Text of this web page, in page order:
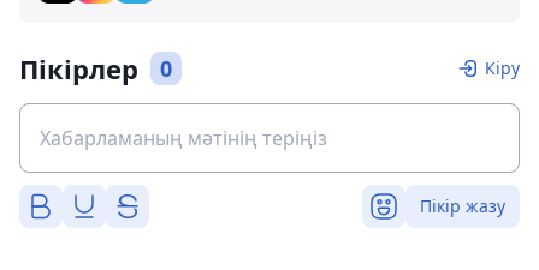
Пікірлер 0 Кіру
Пікір жазу